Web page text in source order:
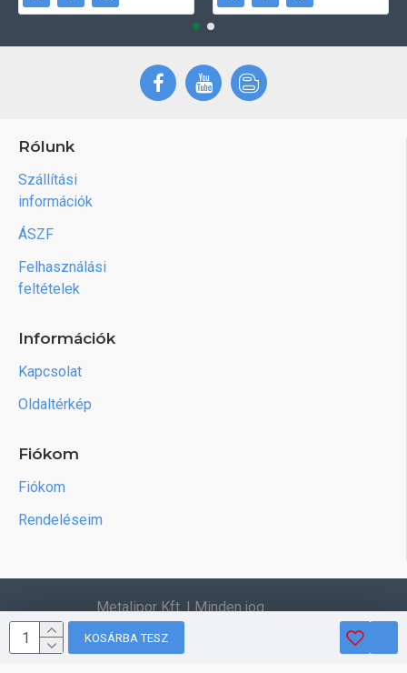
KOSÁRBA TESZ
Rólunk
Szállítási
információk
ÁSZF
Felhasználási
feltételek
Információk
Kapcsolat
Oldaltérkép
Fiókom
Fiókom
Rendeléseim
Metalipor Kft. | Minden jog
fenntartva.